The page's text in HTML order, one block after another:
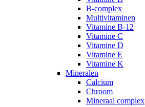
B-complex
Multivitaminen
Vitamine B-12
Vitamine C
Vitamine D
Vitamine E
Vitamine K
Mineralen
Calcium
Chroom
Mineraal complex